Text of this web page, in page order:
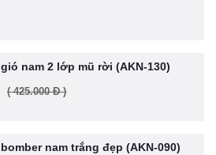
nam 2 lớp mũ rời (AKN-130)
( 425.000 Đ )
nam trắng đẹp (AKN-090)